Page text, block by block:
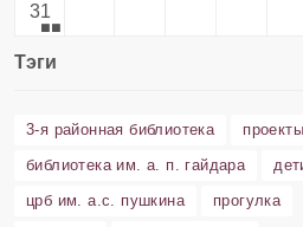
31
Тэги
3-я районная библиотека
библиотека им. а. п. гайдара
црб им. а.с. пушкина
прогулка